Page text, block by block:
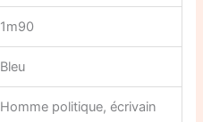
1m90
Bleu
Homme politique, écrivain